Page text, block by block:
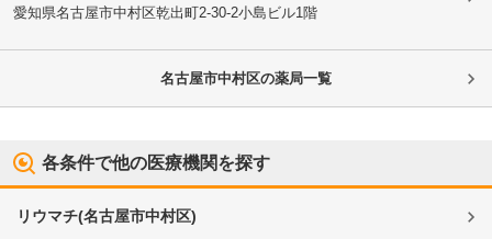
愛知県名古屋市中村区乾出町2-30-2小島ビル1階
名古屋市中村区の薬局一覧
各条件で他の医療機関を探す
リウマチ(名古屋市中村区)